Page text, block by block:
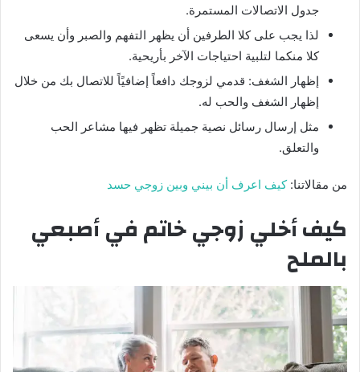
جدول الاتصالات المستمرة.
لذا يجب على كلا الطرفين أن يظهر التفهم والصبر وأن يسعى
كلا منكما لتلبية احتياجات الآخر بأريحية.
إظهار الشغف: قدمي لزوجك دافعاً إضافيًاً للاتصال بك من خلال
إظهار الشغف والحب له.
مثل إرسال رسائل نصية جميلة تظهر فيها مشاعر الحب
والتعلق.
من مقالاتنا:كيف اعرف أن بيني وبين زوجي حسد
كيف أخلي زوجي خاتم في أصبعي
بالملح